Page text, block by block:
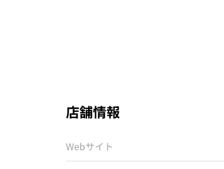
店舗情報
Webサイト